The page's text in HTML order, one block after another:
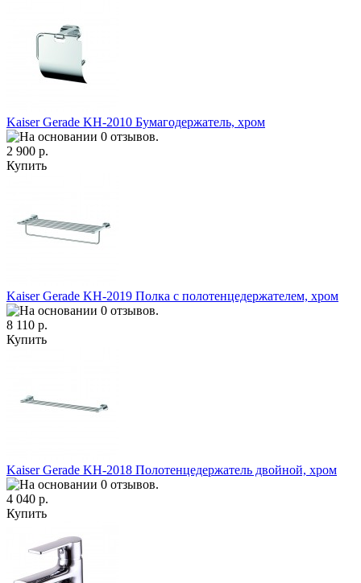
Kaiser Gerade KH-2010 Бумагодержатель, хром
2 900 р.
Купить
Kaiser Gerade KH-2019 Полка с полотенцедержателем, хром
8 110 р.
Купить
Kaiser Gerade KH-2018 Полотенцедержатель двойной, хром
4 040 р.
Купить